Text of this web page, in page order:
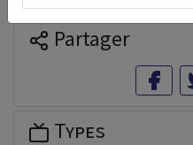
Partager
Types